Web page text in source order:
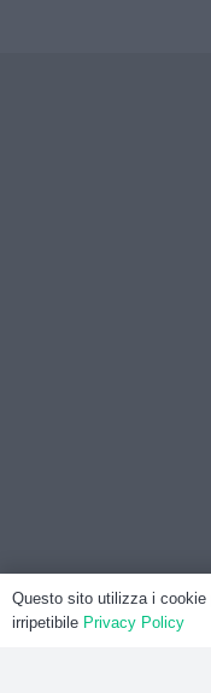
Questo sito utilizza i cookie
irripetibile Privacy Policy